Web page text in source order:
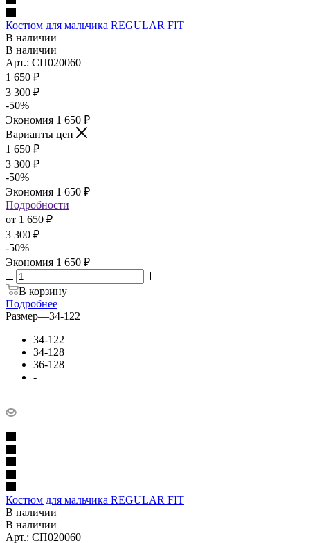
Костюм для мальчика REGULAR FIT
В наличии
В наличии
Арт.: СП020060
1 650 ₽
3 300 ₽
-50%
Экономия 1 650 ₽
Варианты цен
1 650 ₽
3 300 ₽
-50%
Экономия 1 650 ₽
Подробности
от 1 650 ₽
3 300 ₽
-50%
Экономия 1 650 ₽
В корзину
Подробнее
Размер—34-122
34-122
34-128
36-128
-
Костюм для мальчика REGULAR FIT
В наличии
В наличии
Арт.: СП020060